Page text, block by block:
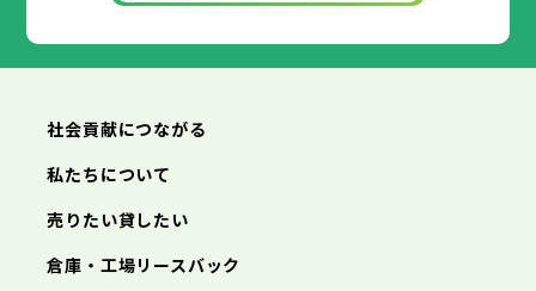
社会貢献につながる
私たちについて
売りたい貸したい
倉庫・工場リースバック